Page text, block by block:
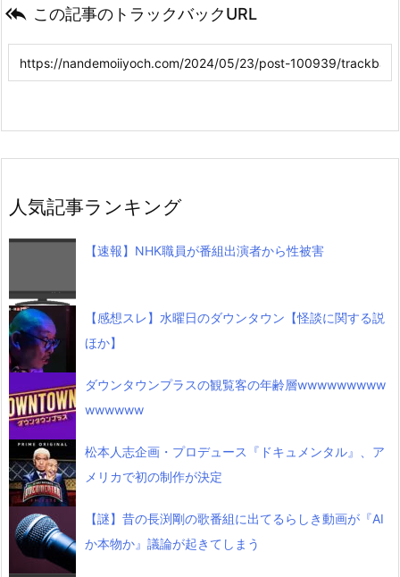
 この記事のトラックバックURL
人気記事ランキング
【速報】NHK職員が番組出演者から性被害
【感想スレ】水曜日のダウンタウン【怪談に関する説
ほか】
ダウンタウンプラスの観覧客の年齢層wwwwwwwww
wwwwww
松本人志企画・プロデュース『ドキュメンタル』、ア
メリカで初の制作が決定
【謎】昔の長渕剛の歌番組に出てるらしき動画が『AI
か本物か』議論が起きてしまう